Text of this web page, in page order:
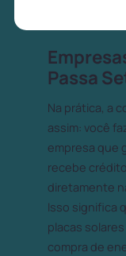
Passa
Na prática, a
assim: você
empresa que
recebe
diretamente
Isso significa
placas
compra de